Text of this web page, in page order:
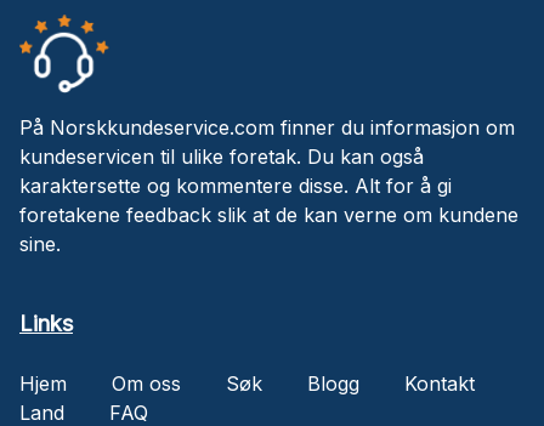
På Norskkundeservice.com finner du informasjon om
kundeservicen til ulike foretak. Du kan også
karaktersette og kommentere disse. Alt for å gi
foretakene feedback slik at de kan verne om kundene
sine.
Links
Hjem Om oss Søk Blogg
Kontakt
Land
FAQ